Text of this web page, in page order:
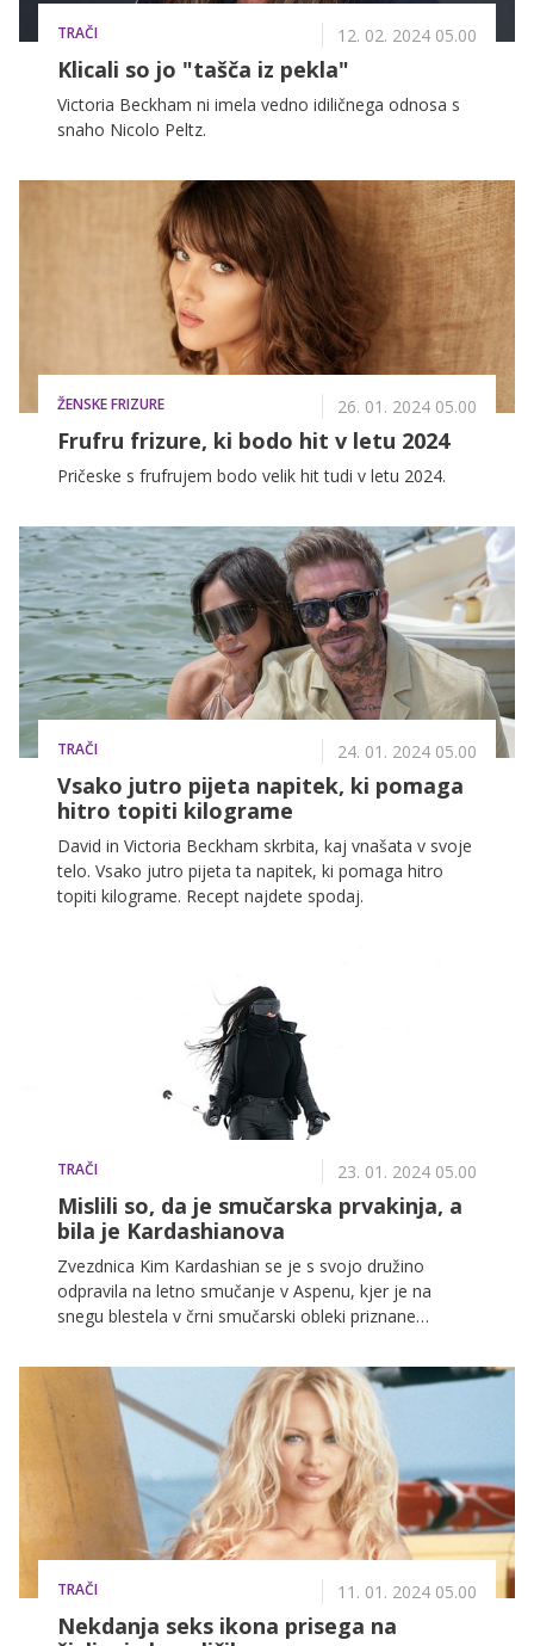
TRAČI 12. 02. 2024 05.00
Klicali so jo "tašča iz pekla"
Victoria Beckham ni imela vedno idiličnega odnosa s
snaho Nicolo Peltz.
ŽENSKE FRIZURE 26. 01. 2024 05.00
Frufru frizure, ki bodo hit v letu 2024
Pričeske s frufrujem bodo velik hit tudi v letu 2024.
TRAČI 24. 01. 2024 05.00
Vsako jutro pijeta napitek, ki pomaga
hitro topiti kilograme
David in Victoria Beckham skrbita, kaj vnašata v svoje
telo. Vsako jutro pijeta ta napitek, ki pomaga hitro
topiti kilograme. Recept najdete spodaj.
TRAČI 23. 01. 2024 05.00
Mislili so, da je smučarska prvakinja, a
bila je Kardashianova
Zvezdnica Kim Kardashian se je s svojo družino
odpravila na letno smučanje v Aspenu, kjer je na
snegu blestela v črni smučarski obleki priznane
je za ikonični videz, ki ga je navdihnila Victoria
Beckham iz leta 2006. Poleg izjemnega videza je
pozornost pritegnila tudi s svojimi odličnimi
smučarskimi sposobnostmi.
TRAČI 11. 01. 2024 05.00
Nekdanja seks ikona prisega na